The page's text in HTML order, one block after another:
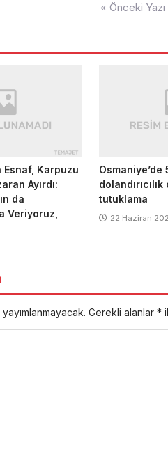
« Önceki Yazı
Esnaf, Karpuzu
Ayırdı:
da
Veriyoruz,
tutuklama
22 Haziran
Gerekli alanlar *